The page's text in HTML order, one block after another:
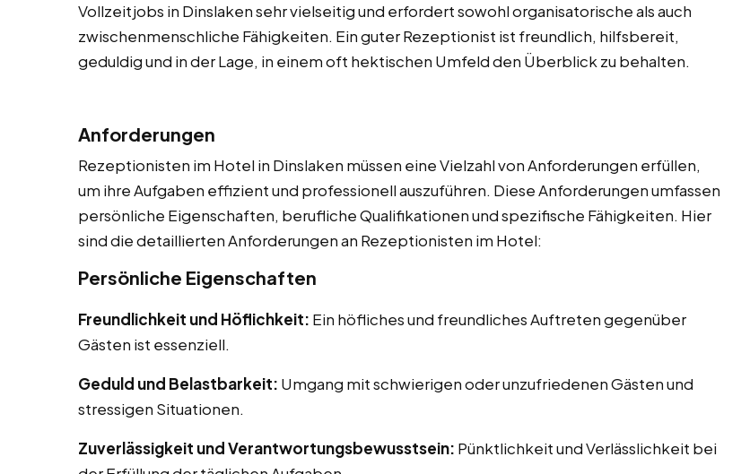
Vollzeitjobs in Dinslaken sehr vielseitig und erfordert sowohl organisatorische als auch
zwischenmenschliche Fähigkeiten. Ein guter Rezeptionist ist freundlich, hilfsbereit,
geduldig und in der Lage, in einem oft hektischen Umfeld den Überblick zu behalten.
Anforderungen
Rezeptionisten im Hotel in Dinslaken müssen eine Vielzahl von Anforderungen erfüllen,
um ihre Aufgaben effizient und professionell auszuführen. Diese Anforderungen umfassen
persönliche Eigenschaften, berufliche Qualifikationen und spezifische Fähigkeiten. Hier
sind die detaillierten Anforderungen an Rezeptionisten im Hotel:
Persönliche Eigenschaften
Freundlichkeit und Höflichkeit: Ein höfliches und freundliches Auftreten gegenüber
Gästen ist essenziell.
Geduld und Belastbarkeit: Umgang mit schwierigen oder unzufriedenen Gästen und
stressigen Situationen.
Zuverlässigkeit und Verantwortungsbewusstsein: Pünktlichkeit und Verlässlichkeit bei